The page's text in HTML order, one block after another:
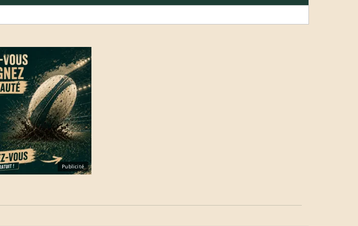
Publicité